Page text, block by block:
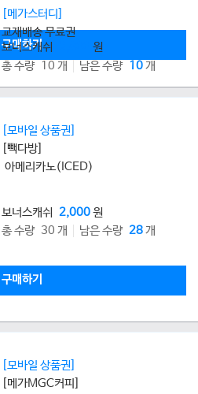
[메가스터디]
교재배송 무료권
보너스캐쉬
원
총 수량 10 개
남은 수량 10개
구매하기
[모바일 상품권]
[빽다방]
아메리카노(ICED)
보너스캐쉬 2,000원
총 수량 30 개
남은 수량 28개
구매하기
[모바일 상품권]
[메가MGC커피]